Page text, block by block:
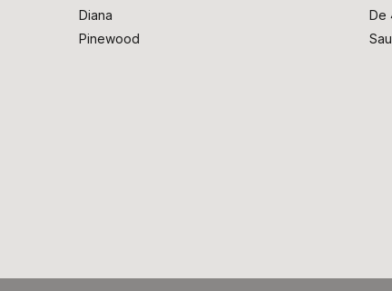
Diana
Pinewood
De